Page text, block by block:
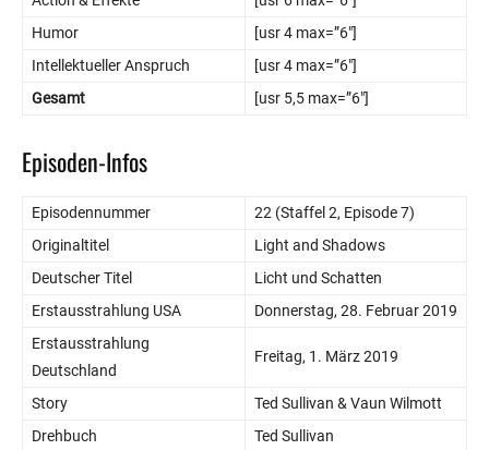
Humor
[usr 4 max=”6″]
Intellektueller Anspruch
[usr 4 max=”6″]
Gesamt
[usr 5,5 max=”6″]
Episoden-Infos
Episodennummer
22 (Staffel 2, Episode 7)
Originaltitel
Light and Shadows
Deutscher Titel
Licht und Schatten
Erstausstrahlung USA
Donnerstag, 28. Februar 2019
Erstausstrahlung
Deutschland
Freitag, 1. März 2019
Story
Ted Sullivan & Vaun Wilmott
Drehbuch
Ted Sullivan